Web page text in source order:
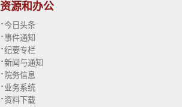
资源和办公
·今日头条
·事件通知
·纪要专栏
·新闻与通知
· 院务信息
· 业务系统
·资料下载